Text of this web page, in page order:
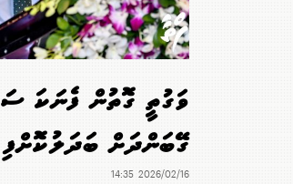
ވަގުތީ ގޮތުން ފެނަކަ
ގޭބަންދަށް ބަދަލުކޮށްފި
2026/02/16 14:35